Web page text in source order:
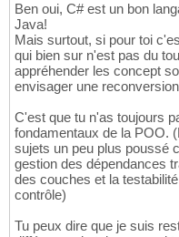
Ben oui, C# est un bon
Java!
Mais surtout, si pour toi
qui bien sur n'est pas du
appréhender les concept
envisager une
C'est que tu n'as toujours
fondamentaux de la POO.
sujets un peu plus poussé
gestion des dépendances
des couches et la
contrôle)
Tu peux dire que je suis